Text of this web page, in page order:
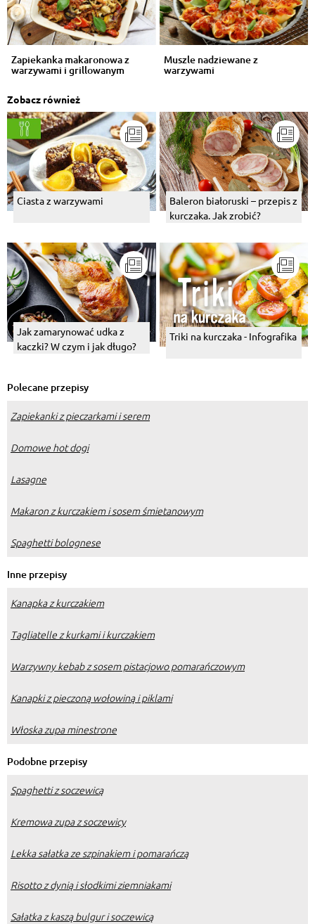
Zapiekanka makaronowa z
warzywami i grillowanym
Muszle nadziewane z
warzywami
Zobacz również
Ciasta z warzywami
Baleron białoruski – przepis z
kurczaka. Jak zrobić?
Jak zamarynować udka z
kaczki? W czym i jak długo?
Triki na kurczaka - Infografika
Polecane przepisy
Zapiekanki z pieczarkami i serem
Domowe hot dogi
Lasagne
Makaron z kurczakiem i sosem śmietanowym
Spaghetti bolognese
Inne przepisy
Kanapka z kurczakiem
Tagliatelle z kurkami i kurczakiem
Warzywny kebab z sosem pistacjowo pomarańczowym
Kanapki z pieczoną wołowiną i piklami
Włoska zupa minestrone
Podobne przepisy
Spaghetti z soczewicą
Kremowa zupa z soczewicy
Lekka sałatka ze szpinakiem i pomarańczą
Risotto z dynią i słodkimi ziemniakami
Sałatka z kaszą bulgur i soczewicą